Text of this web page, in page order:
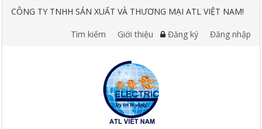
CÔNG TY TNHH SẢN XUẤT VÀ THƯƠNG MẠI ATL VIỆT NAM!
Tìm kiếm Giới thiệu Đăng ký Đăng nhập